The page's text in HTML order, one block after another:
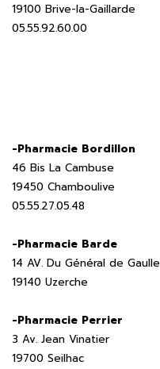
19100 Brive-la-Gaillarde
05.55.92.60.00
-Pharmacie Bordillon
46 Bis La Cambuse
19450 Chamboulive
05.55.27.05.48
-Pharmacie Barde
14 AV. Du Général de Gaulle
19140 Uzerche
-Pharmacie Perrier
3 Av. Jean Vinatier
19700 Seilhac